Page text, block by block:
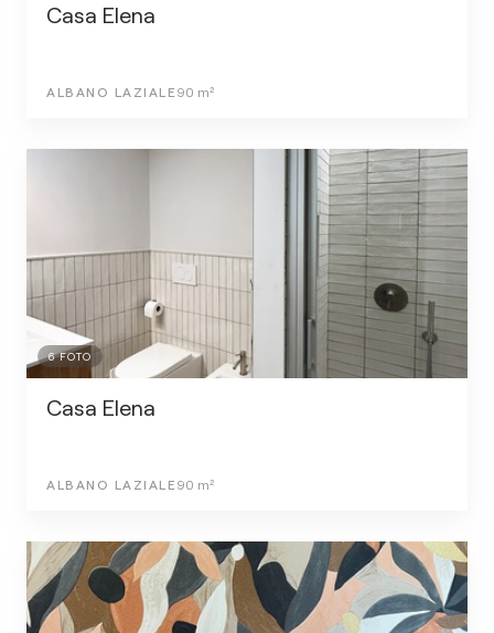
Casa Elena
ALBANO LAZIALE 90 m²
6FOTO
Casa Elena
ALBANO LAZIALE 90 m²